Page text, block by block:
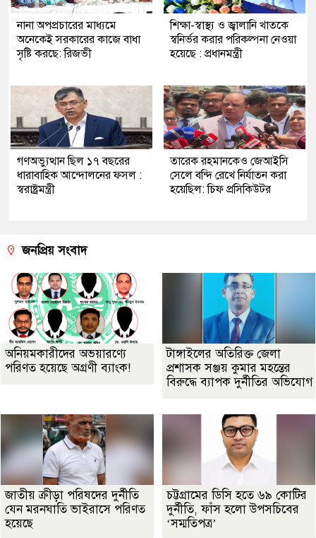
নানা অপপ্রচারের মাধ্যমে
অনেকেই সরকারের কাজে বাধা
সৃষ্টি করছে: রিজভী
শিক্ষা-স্বাস্থ্য ও জ্বালানি খাতকে
স্বনির্ভর করার পরিকল্পনা নেওয়া
হয়েছে : প্রধানমন্ত্রী
গণঅভ্যুত্থান ছিল ১৭ বছরের
ধারাবাহিক আন্দোলনের ফসল :
স্বরাষ্ট্রমন্ত্রী
তারেক রহমানকেও জেআইসি
সেলে বন্দি রেখে নির্যাতন করা
হয়েছিল: চিফ প্রসিকিউটর
জনপ্রিয় সংবাদ
অনিয়মকারীদের অভয়ারণ্যে
পরিণত হয়েছে অগ্রণী ব্যাংক!
টাঙ্গাইলের অতিরিক্ত জেলা
প্রশাসক সঞ্জয় কুমার মহন্তের
বিরুদ্ধে ব্যাপক দুর্নীতির অভিযোগ
জাতীয় ক্রীড়া পরিষদের দুর্নীতি
যেন মরনঘাতি ভাইরাসে পরিণত
হয়েছে
চট্টগ্রামের ডিসি হতে ৬৯ কোটির
দুর্নীতি, ফাঁস হলো উপসচিবের
‘সম্মতিপত্র’